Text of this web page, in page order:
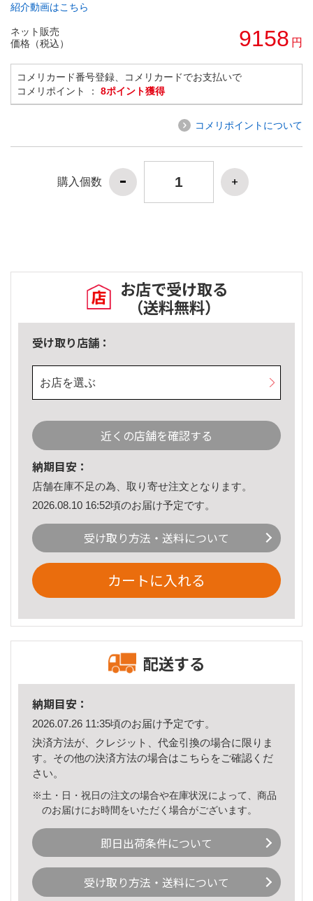
紹介動画はこちら
ネット販売
価格（税込）
9158 円
コメリカード番号登録、コメリカードでお支払いで
コメリポイント ： 8ポイント獲得
コメリポイントについて
購入個数
お店で受け取る
（送料無料）
受け取り店舗：
お店を選ぶ
近くの店舗を確認する
納期目安：
店舗在庫不足の為、取り寄せ注文となります。
2026.08.10 16:52頃のお届け予定です。
受け取り方法・送料について
カートに入れる
配送する
納期目安：
2026.07.26 11:35頃のお届け予定です。
決済方法が、クレジット、代金引換の場合に限りま
す。その他の決済方法の場合はこちら をご確認くだ
さい。
※土・日・祝日の注文の場合や在庫状況によって、商品
のお届けにお時間をいただく場合がございます。
即日出荷条件について
受け取り方法・送料について